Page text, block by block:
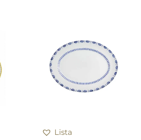
Lista